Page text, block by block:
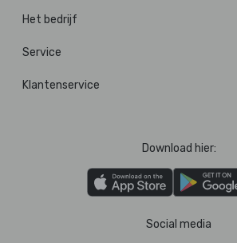
Het bedrijf
Service
Klantenservice
Download hier:
Social media